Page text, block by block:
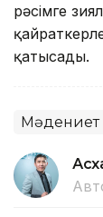
рәсімге
қатысады.
Мәдениет